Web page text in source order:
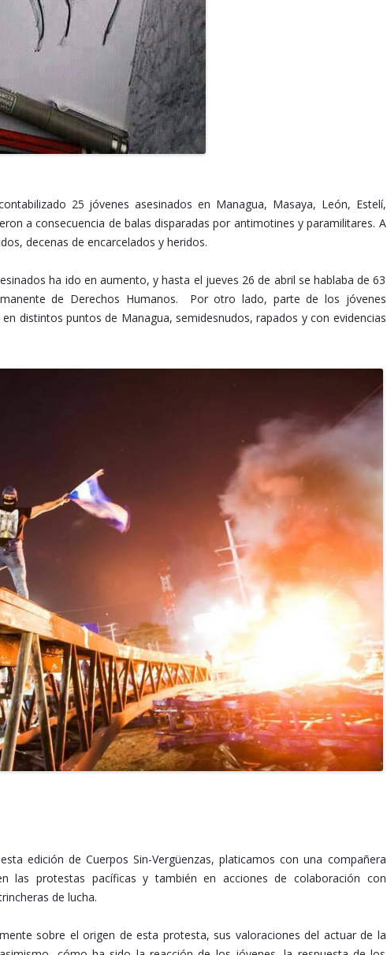
25 jóvenes asesinados en Managua, Masaya, León, Estelí,
a consecuencia de balas disparadas por antimotines y paramilitares. A
decenas de encarcelados y heridos.
ha ido en aumento, y hasta el jueves 26 de abril se hablaba de 63
de Derechos Humanos. Por otro lado, parte de los jóvenes
distintos puntos de Managua, semidesnudos, rapados y con evidencias
edición de Cuerpos Sin-Vergüenzas, platicamos con una compañera
las protestas pacíficas y también en acciones de colaboración con
de lucha.
sobre el origen de esta protesta, sus valoraciones del actuar de la